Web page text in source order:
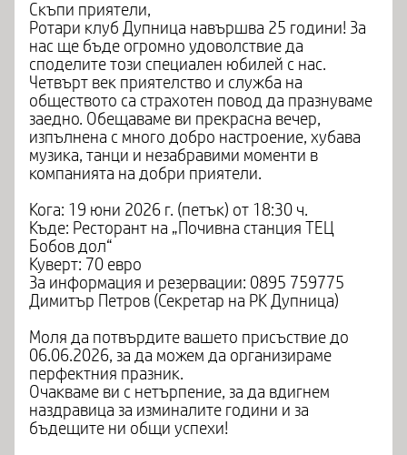
​Скъпи приятели,
Ротари клуб Дупница навършва 25 години! За
нас ще бъде огромно удоволствие да
споделите този специален юбилей с нас.
Четвърт век приятелство и служба на
обществото са страхотен повод да празнуваме
заедно. ​Обещаваме ви прекрасна вечер,
изпълнена с много добро настроение, хубава
музика, танци и незабравими моменти в
компанията на добри приятели.
​Кога: 19 юни 2026 г. (петък) от 18:30 ч.
Къде: Ресторант на „Почивна станция ТЕЦ
Бобов дол“
​​Куверт: 70 евро
​За информация и резервации: 0895 759775
Димитър Петров (Секретар на РК Дупница)
​Моля да потвърдите вашето присъствие до
06.06.2026, за да можем да организираме
перфектния празник.
Очакваме ви с нетърпение, за да вдигнем
наздравица за изминалите години и за
бъдещите ни общи успехи!